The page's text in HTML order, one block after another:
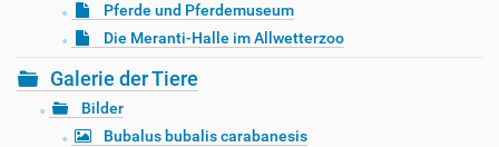
Pferde und Pferdemuseum
Die Meranti-Halle im Allwetterzoo
Galerie der Tiere
Bilder
Bubalus bubalis carabanesis